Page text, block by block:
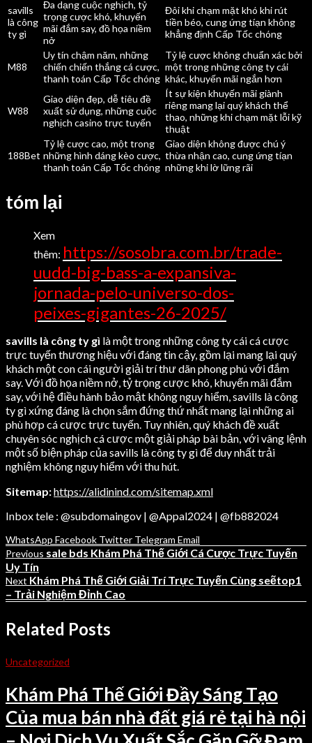
savills
là công
ty gì
Đa dạng cuộc nghịch, tỷ
trọng cược khó, khuyến
mãi đắm say, đồ họa niềm
nở
Đôi khi chạm mặt khó khi rút
tiền béo, cung ứng tíạn không
khẳng định Cấp Tốc chóng
M88
Uy tín chậm năm, những
chiến chiến thắng cá cược,
thanh toán Cấp Tốc chóng
Tỷ lệ cược không chuẩn xác bởi
một trong những công ty cái
khác, khuyến mãi ngắn hơn
W88
Giao diện đẹp, dễ tiêu đề
xuất sử dụng, những cuộc
nghịch casino trực tuyến
Ít sự kiện khuyến mãi giành
riêng mang lại quý khách thể
thao, những khi chạm mặt lỗi kỹ
thuật
188Bet
Tỷ lệ cược cao, một trong
những hình dáng kèo cược,
thanh toán Cấp Tốc chóng
Giao diện không được chú ý
thừa nhận cao, cung ứng tíạn
những khi lờ lững rãi
tóm lại
Xem
thêm: https://sosobra.com.br/trade-
uudd-big-bass-a-expansiva-
jornada-pelo-universo-dos-
peixes-gigantes-26-2025/
savills là công ty gì là một trong những công ty cái cá cược
trực tuyến thương hiệu với đáng tin cậy, gồm lại mang lại quý
khách một con cái người giải trí thư dãn phong phú với đắm
say. Với đồ họa niềm nở, tỷ trọng cược khó, khuyến mãi đắm
say, với hệ điều hành bảo mật không nguy hiểm, savills là công
ty gì xứng đáng là chọn sắm đứng thứ nhất mang lại những ai
phù hợp cá cược trực tuyến. Tuy nhiên, quý khách đề xuất
chuyên sóc nghịch cá cược một giải pháp bài bản, với vâng lệnh
một số biện pháp của savills là công ty gì để duy nhất trải
nghiệm không nguy hiểm với thu hút.
Sitemap:https://alidinind.com/sitemap.xml
Inbox tele : @subdomaingov | @Appal2024 | @fb882024
WhatsApp Facebook Twitter Telegram Email
Previous sale bds Khám Phá Thế Giới Cá Cược Trực Tuyến
Uy Tín
Next Khám Phá Thế Giới Giải Trí Trực Tuyến Cùng seẽtop1
– Trải Nghiệm Đỉnh Cao
Related Posts
Uncategorized
Khám Phá Thế Giới Đầy Sáng Tạo
Của mua bán nhà đất giá rẻ tại hà nội